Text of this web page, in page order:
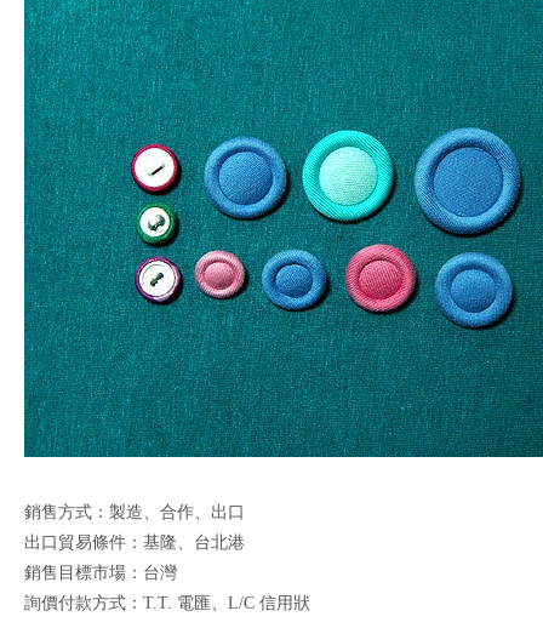
銷售方式：製造、合作、出口
出口貿易條件：基隆、台北港
銷售目標市場：台灣
詢價付款方式：T.T. 電匯、L/C 信用狀